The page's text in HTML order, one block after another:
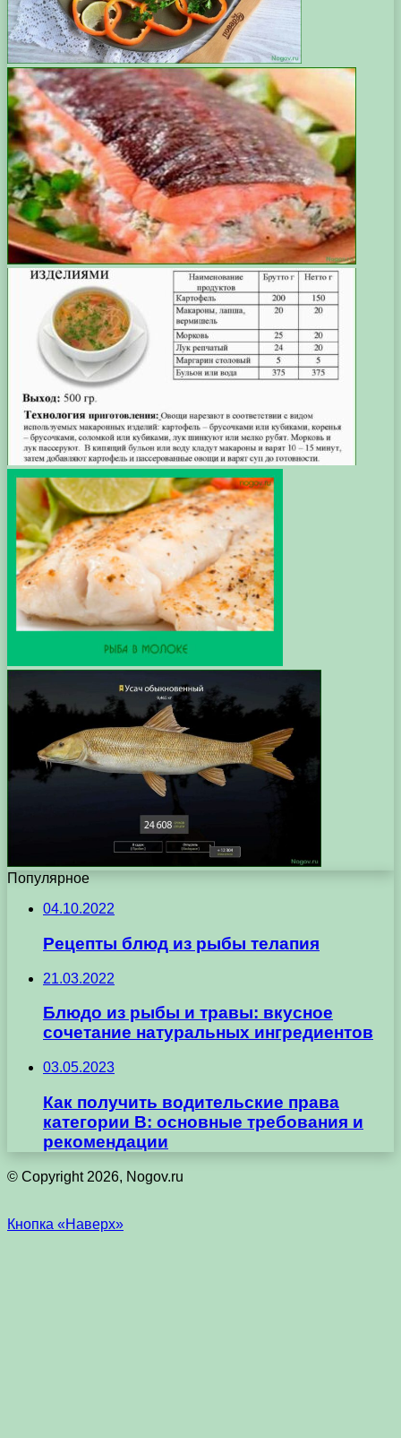
Популярное
04.10.2022
Рецепты блюд из рыбы телапия
21.03.2022
Блюдо из рыбы и травы: вкусное
сочетание натуральных ингредиентов
03.05.2023
Как получить водительские права
категории B: основные требования и
рекомендации
© Copyright 2026, Nogov.ru
Кнопка «Наверх»